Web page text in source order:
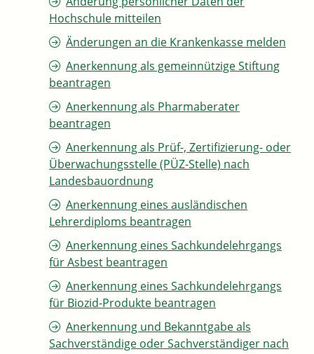
Hochschule mitteilen
Änderungen an die Krankenkasse melden
Anerkennung als gemeinnützige Stiftung
beantragen
Anerkennung als Pharmaberater
beantragen
Anerkennung als Prüf-, Zertifizierung- oder
Überwachungsstelle (PÜZ-Stelle) nach
Landesbauordnung
Anerkennung eines ausländischen
Lehrerdiploms beantragen
Anerkennung eines Sachkundelehrgangs
für Asbest beantragen
Anerkennung eines Sachkundelehrgangs
für Biozid-Produkte beantragen
Anerkennung und Bekanntgabe als
Sachverständige oder Sachverständiger nach